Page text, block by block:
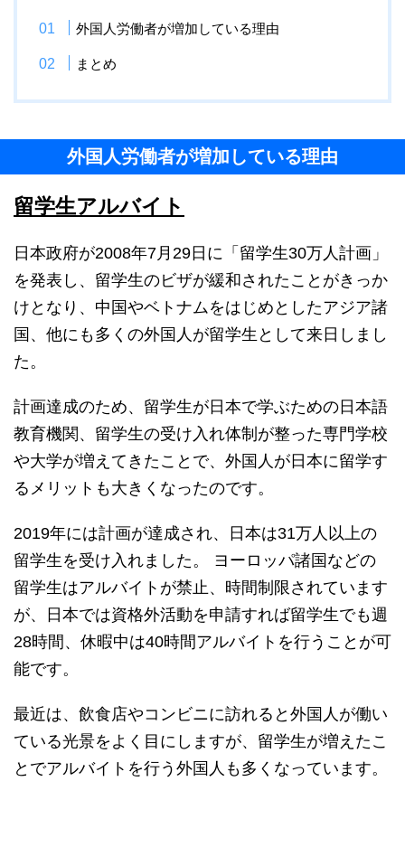
外国人労働者が増加している理由
まとめ
外国人労働者が増加している理由
留学生アルバイト
日本政府が2008年7月29日に「留学生30万人計画」
を発表し、留学生のビザが緩和されたことがきっか
けとなり、中国やベトナムをはじめとしたアジア諸
国、他にも多くの外国人が留学生として来日しまし
た。
計画達成のため、留学生が日本で学ぶための日本語
教育機関、留学生の受け入れ体制が整った専門学校
や大学が増えてきたことで、外国人が日本に留学す
るメリットも大きくなったのです。
2019年には計画が達成され、日本は31万人以上の
留学生を受け入れました。 ヨーロッパ諸国などの
留学生はアルバイトが禁止、時間制限されています
が、日本では資格外活動を申請すれば留学生でも週
28時間、休暇中は40時間アルバイトを行うことが可
能です。
最近は、飲食店やコンビニに訪れると外国人が働い
ている光景をよく目にしますが、留学生が増えたこ
とでアルバイトを行う外国人も多くなっています。